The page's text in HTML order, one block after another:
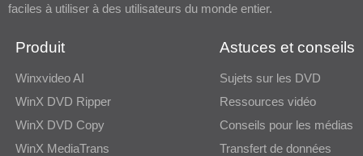
faciles à utiliser à des utilisateurs du monde entier.
Produit
Winxvideo AI
WinX DVD Ripper
WinX DVD Copy
WinX MediaTrans
Astuces et conseils
Sujets sur les DVD
Ressources vidéo
Conseils pour les médias
Transfert de données